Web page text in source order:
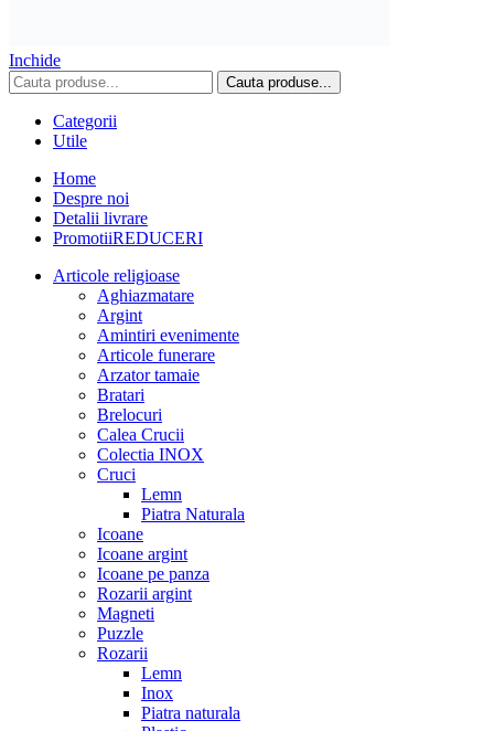
Inchide
Cauta produse...
Categorii
Utile
Home
Despre noi
Detalii livrare
PromotiiREDUCERI
Articole religioase
Aghiazmatare
Argint
Amintiri evenimente
Articole funerare
Arzator tamaie
Bratari
Brelocuri
Calea Crucii
Colectia INOX
Cruci
Lemn
Piatra Naturala
Icoane
Icoane argint
Icoane pe panza
Rozarii argint
Magneti
Puzzle
Rozarii
Lemn
Inox
Piatra naturala